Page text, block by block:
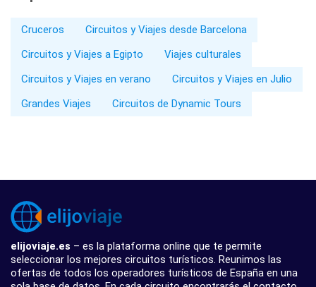
Cruceros
Circuitos y Viajes desde Barcelona
Circuitos y Viajes a Egipto
Viajes culturales
Circuitos y Viajes en verano
Circuitos y Viajes en Julio
Grandes Viajes
Circuitos de Dynamic Tours
elijoviaje.es – es la plataforma online que te permite
seleccionar los mejores circuitos turísticos. Reunimos las
ofertas de todos los operadores turísticos de España en una